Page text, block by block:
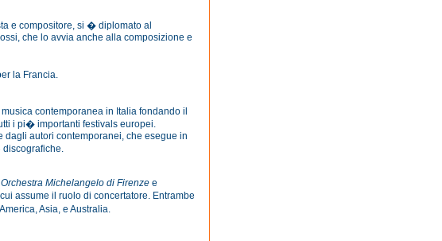
e compositore, si � diplomato al
che lo avvia anche alla composizione e
la Francia.
contemporanea in Italia fondando il
i pi� importanti festivals europei.
autori contemporanei, che esegue in
Orchestra Michelangelo di Firenze e
assume il ruolo di concertatore. Entrambe
Asia, e Australia.